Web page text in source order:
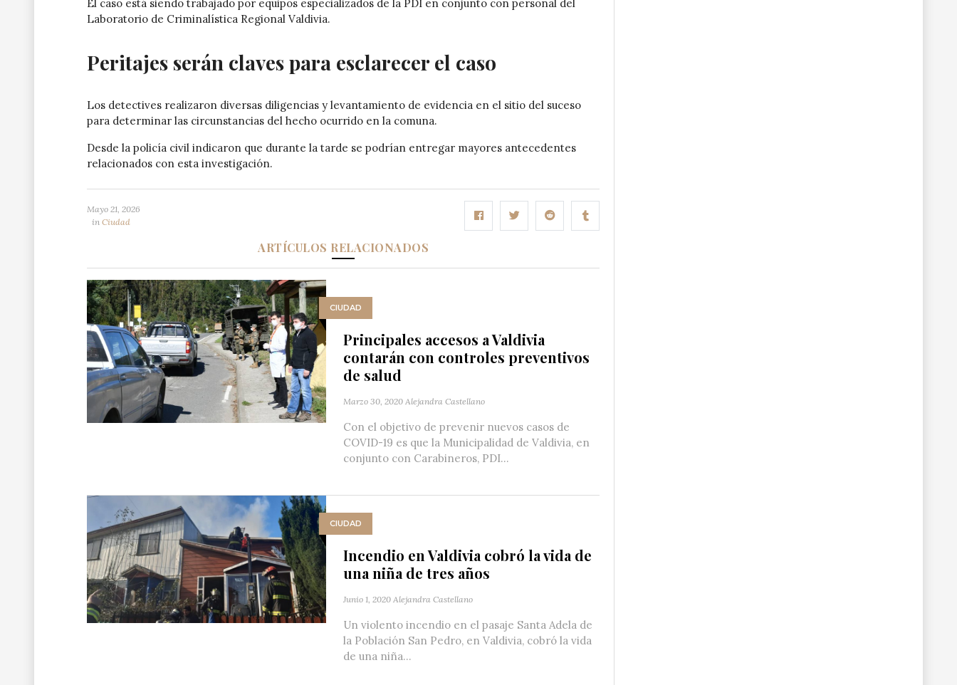
El caso está siendo trabajado por equipos especializados de la PDI en conjunto con personal del
Laboratorio de Criminalística Regional Valdivia.
Peritajes serán claves para esclarecer el caso
Los detectives realizaron diversas diligencias y levantamiento de evidencia en el sitio del suceso
para determinar las circunstancias del hecho ocurrido en la comuna.
Desde la policía civil indicaron que durante la tarde se podrían entregar mayores antecedentes
relacionados con esta investigación.
Mayo 21, 2026
in Ciudad
ARTÍCULOS RELACIONADOS
CIUDAD
Principales accesos a Valdivia
contarán con controles preventivos
de salud
Marzo 30, 2020 Alejandra Castellano
Con el objetivo de prevenir nuevos casos de
COVID-19 es que la Municipalidad de Valdivia, en
conjunto con Carabineros, PDI...
CIUDAD
Incendio en Valdivia cobró la vida de
una niña de tres años
Junio 1, 2020 Alejandra Castellano
Un violento incendio en el pasaje Santa Adela de
la Población San Pedro, en Valdivia, cobró la vida
de una niña...